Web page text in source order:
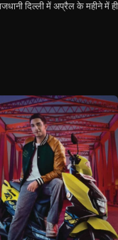
दिल्ली में अप्रैल के महीने में ही